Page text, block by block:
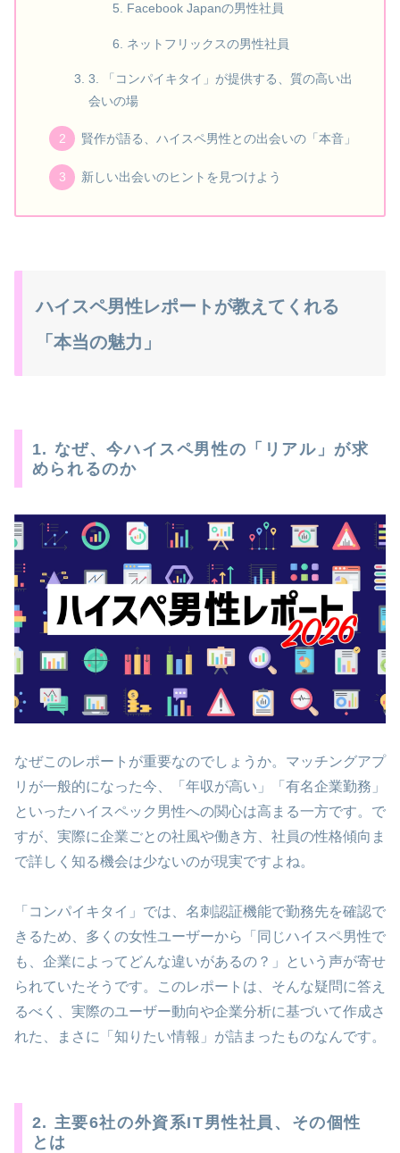
Facebook Japanの男性社員
ネットフリックスの男性社員
3. 「コンパイキタイ」が提供する、質の高い出
会いの場
賢作が語る、ハイスペ男性との出会いの「本音」
新しい出会いのヒントを見つけよう
ハイスペ男性レポートが教えてくれる
「本当の魅力」
1. なぜ、今ハイスペ男性の「リアル」が求
められるのか
なぜこのレポートが重要なのでしょうか。マッチングアプ
リが一般的になった今、「年収が高い」「有名企業勤務」
といったハイスペック男性への関心は高まる一方です。で
すが、実際に企業ごとの社風や働き方、社員の性格傾向ま
で詳しく知る機会は少ないのが現実ですよね。
「コンパイキタイ」では、名刺認証機能で勤務先を確認で
きるため、多くの女性ユーザーから「同じハイスペ男性で
も、企業によってどんな違いがあるの？」という声が寄せ
られていたそうです。このレポートは、そんな疑問に答え
るべく、実際のユーザー動向や企業分析に基づいて作成さ
れた、まさに「知りたい情報」が詰まったものなんです。
2. 主要6社の外資系IT男性社員、その個性
とは